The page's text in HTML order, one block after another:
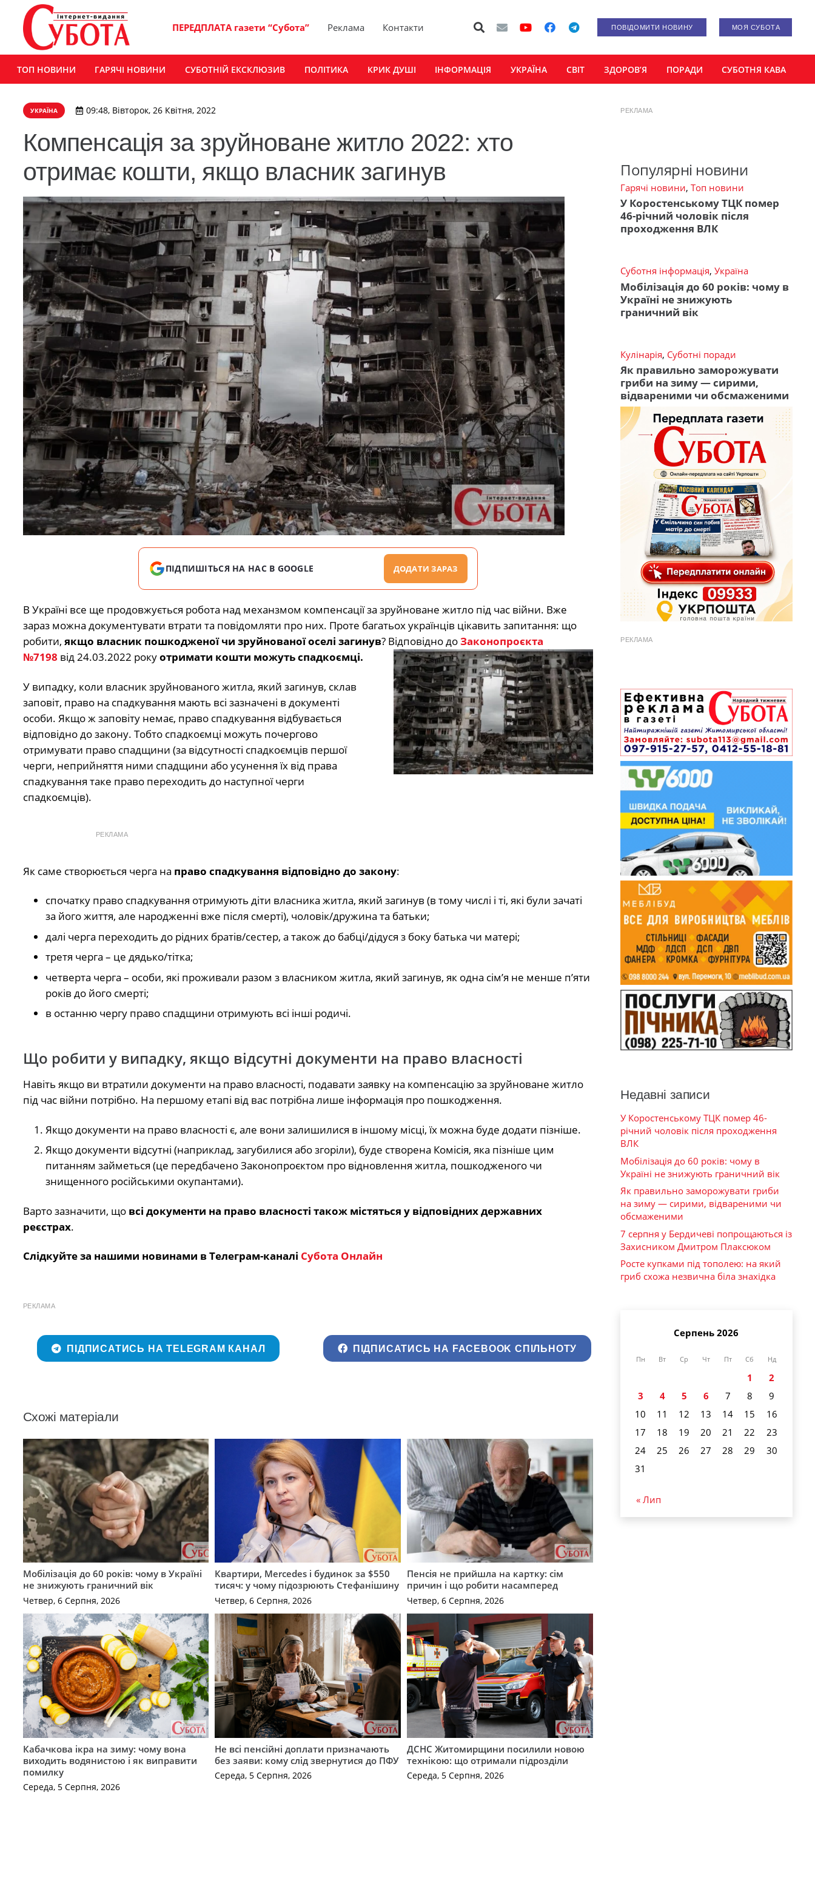
ПЕРЕДПЛАТА газети “Субота” Реклама Контакти ПОВІДОМИТИ НОВИНУ МОЯ СУБОТА
ТОП НОВИНИ ГАРЯЧІ НОВИНИ СУБОТНІЙ ЕКСКЛЮЗИВ ПОЛІТИКА КРИК ДУШІ ІНФОРМАЦІЯ УКРАЇНА СВІТ ЗДОРОВ’Я ПОРАДИ СУБОТНЯ КАВА
УКРАЇНА 09:48, Вівторок, 26 Квітня, 2022
Компенсація за зруйноване житло 2022: хто
отримає кошти, якщо власник загинув
ПІДПИШІТЬСЯ НА НАС В GOOGLE ДОДАТИ ЗАРАЗ
В Україні все ще продовжується робота над механзмом компенсації за зруйноване житло під час війни. Вже
зараз можна документувати втрати та повідомляти про них. Проте багатьох українців цікавить запитання: що
робити, якщо власник пошкодженої чи зруйнованої оселі загинув? Відповідно доЗаконопроєкта
№7198 від 24.03.2022 рокуотримати кошти можуть спадкоємці.
У випадку, коли власник зруйнованого житла, який загинув, склав
заповіт, право на спадкування мають всі зазначені в документі
особи. Якщо ж заповіту немає, право спадкування відбувається
відповідно до закону. Тобто спадкоємці можуть почергово
отримувати право спадщини (за відсутності спадкоємців першої
черги, неприйняття ними спадщини або усунення їх від права
спадкування таке право переходить до наступної черги
спадкоємців).
РЕКЛАМА
Як саме створюється черга на право спадкування відповідно до закону:
спочатку право спадкування отримують діти власника житла, який загинув (в тому числі і ті, які були зачаті
за його життя, але народженні вже після смерті), чоловік/дружина та батьки;
далі черга переходить до рідних братів/сестер, а також до бабці/дідуся з боку батька чи матері;
третя черга – це дядько/тітка;
четверта черга – особи, які проживали разом з власником житла, який загинув, як одна сім’я не менше п’яти
років до його смерті;
в останню чергу право спадщини отримують всі інші родичі.
Що робити у випадку, якщо відсутні документи на право власності
Навіть якщо ви втратили документи на право власності, подавати заявку на компенсацію за зруйноване житло
під час війни потрібно. На першому етапі від вас потрібна лише інформація про пошкодження.
Якщо документи на право власності є, але вони залишилися в іншому місці, їх можна буде додати пізніше.
Якщо документи відсутні (наприклад, загубилися або згоріли), буде створена Комісія, яка пізніше цим
питанням займеться (це передбачено Законопроєктом про відновлення житла, пошкодженого чи
знищенного російськими окупантами).
Варто зазначити, щовсі документи на право власності також містяться у відповідних державних
реєстрах.
Слідкуйте за нашими новинами в Телеграм-каналі Субота Онлайн
РЕКЛАМА
ПІДПИСАТИСЬ НА TELEGRAM КАНАЛ ПІДПИСАТИСЬ НА FACEBOOK СПІЛЬНОТУ
Схожі матеріали
Мобілізація до 60 років: чому в Україні
не знижують граничний вік
Четвер, 6 Серпня, 2026
Квартири, Mercedes і будинок за $550
тисяч: у чому підозрюють Стефанішину
Четвер, 6 Серпня, 2026
Пенсія не прийшла на картку: сім
причин і що робити насамперед
Четвер, 6 Серпня, 2026
Кабачкова ікра на зиму: чому вона
виходить водянистою і як виправити
помилку
Середа, 5 Серпня, 2026
Не всі пенсійні доплати призначають
без заяви: кому слід звернутися до ПФУ
Середа, 5 Серпня, 2026
ДСНС Житомирщини посилили новою
технікою: що отримали підрозділи
Середа, 5 Серпня, 2026
РЕКЛАМА
Популярні новини
Гарячі новини, Топ новини
У Коростенському ТЦК помер
46-річний чоловік після
проходження ВЛК
Суботня інформація, Україна
Мобілізація до 60 років: чому в
Україні не знижують
граничний вік
Кулінарія, Суботні поради
Як правильно заморожувати
гриби на зиму — сирими,
відвареними чи обсмаженими
РЕКЛАМА
Недавні записи
У Коростенському ТЦК помер 46-
річний чоловік після проходження
ВЛК
Мобілізація до 60 років: чому в
Україні не знижують граничний вік
Як правильно заморожувати гриби
на зиму — сирими, відвареними чи
обсмаженими
7 серпня у Бердичеві попрощаються із
Захисником Дмитром Плаксюком
Росте купками під тополею: на який
гриб схожа незвична біла знахідка
Серпень 2026
Пн Вт Ср Чт Пт Сб Нд
1
2
3
4 5 6 7 8
9
10
11 12 13 14 15
16
17
18 19 20 21 22
23
24
25 26 27 28 29
30
31
« Лип